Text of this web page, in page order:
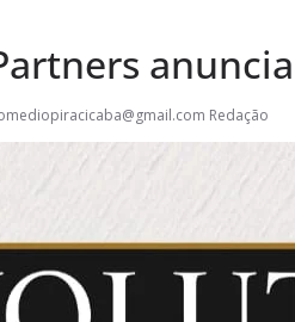
Redação